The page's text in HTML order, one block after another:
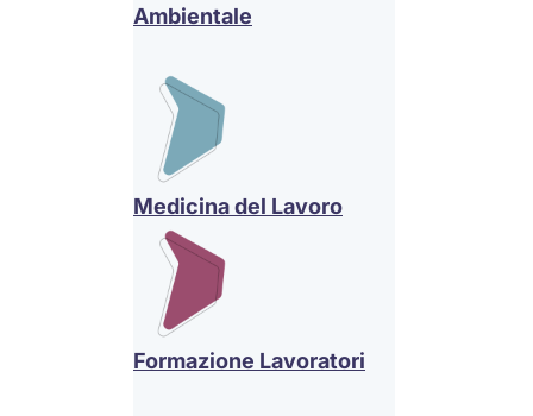
Ambientale
Medicina del Lavoro
Formazione Lavoratori